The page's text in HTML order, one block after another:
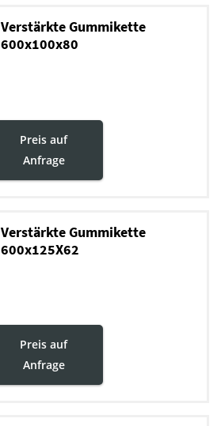
Verstärkte Gummikette
600x100x80
Preis auf
Anfrage
Verstärkte Gummikette
600x125X62
Preis auf
Anfrage